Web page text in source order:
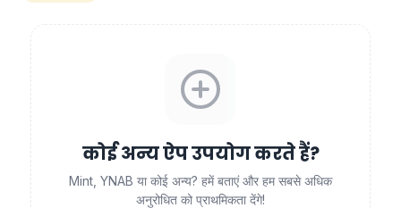
कोई अन्य ऐप उपयोग करते हैं?
Mint, YNAB या कोई अन्य? हमें बताएं और हम सबसे अधिक
अनुरोधित को प्राथमिकता देंगे!